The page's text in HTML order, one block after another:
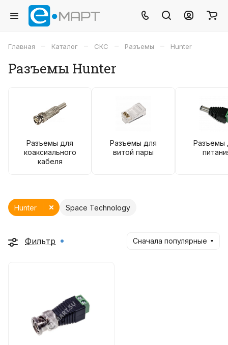
Главная – Каталог – СКС – Разъемы – Hunter
Разъемы Hunter
Разъемы для
коаксиального
кабеля
Разъемы для
витой пары
Разъемы
Space Technology
Hunter
Фильтр Сначала популярные